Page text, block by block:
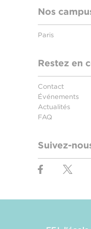
Nos
Paris
Restez en
Contact
Événements
Actualités
FAQ
Suivez-